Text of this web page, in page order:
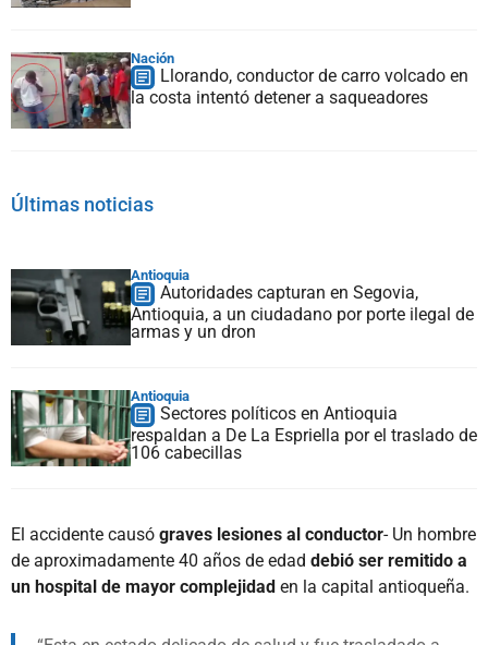
Nación
Llorando, conductor de carro volcado en
la costa intentó detener a saqueadores
Últimas noticias
Antioquia
Autoridades capturan en Segovia,
Antioquia, a un ciudadano por porte ilegal de
armas y un dron
Antioquia
Sectores políticos en Antioquia
respaldan a De La Espriella por el traslado de
106 cabecillas
El accidente causó graves lesiones al conductor- Un hombre
de aproximadamente 40 años de edad debió ser remitido a
un hospital de mayor complejidad en la capital antioqueña.